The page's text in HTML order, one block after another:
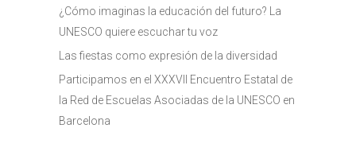
¿Cómo imaginas la educación del futuro? La
UNESCO quiere escuchar tu voz
Las fiestas como expresión de la diversidad
Participamos en el XXXVII Encuentro Estatal de
la Red de Escuelas Asociadas de la UNESCO en
Barcelona